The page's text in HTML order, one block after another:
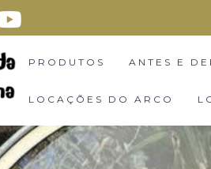
PRODUTOS ANTES E
LOCAÇÕES DO ARCO